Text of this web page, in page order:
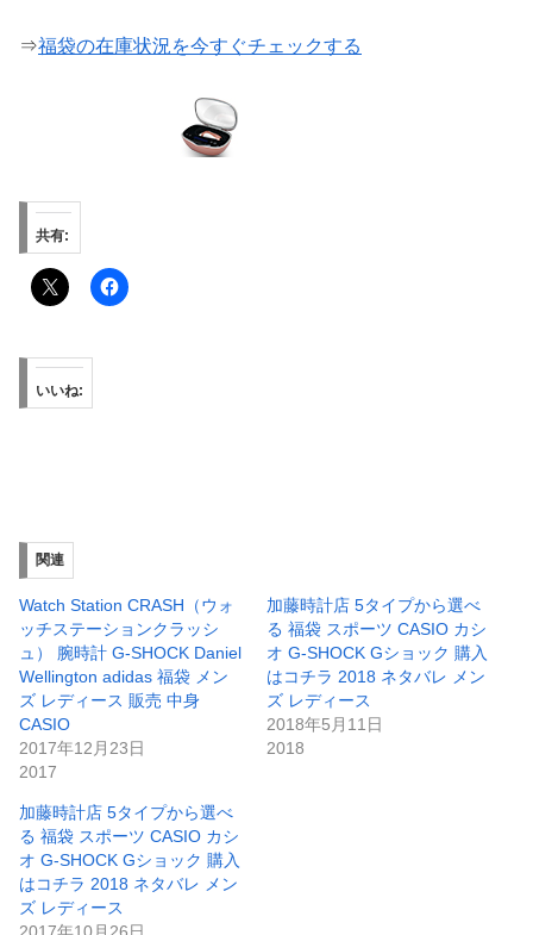
⇒福袋の在庫状況を今すぐチェックする
共有:
いいね:
関連
Watch Station CRASH（ウォ
ッチステーションクラッシ
ュ） 腕時計 G-SHOCK Daniel
Wellington adidas 福袋 メン
ズ レディース 販売 中身
CASIO
2017年12月23日
2017
加藤時計店 5タイプから選べ
る 福袋 スポーツ CASIO カシ
オ G-SHOCK Gショック 購入
はコチラ 2018 ネタバレ メン
ズ レディース
2018年5月11日
2018
加藤時計店 5タイプから選べ
る 福袋 スポーツ CASIO カシ
オ G-SHOCK Gショック 購入
はコチラ 2018 ネタバレ メン
ズ レディース